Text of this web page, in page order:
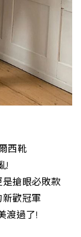
西靴
!
搶眼必敗款
歡冠軍
渡過了!